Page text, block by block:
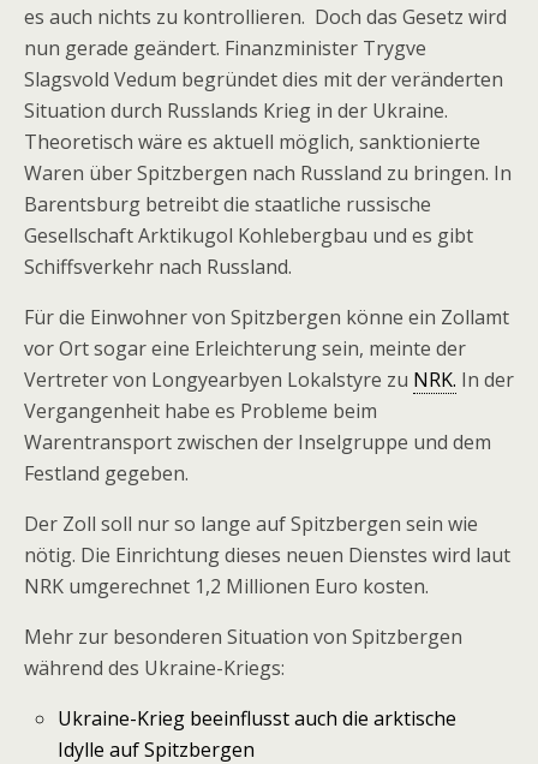
es auch nichts zu kontrollieren. Doch das Gesetz wird
nun gerade geändert. Finanzminister Trygve
Slagsvold Vedum begründet dies mit der veränderten
Situation durch Russlands Krieg in der Ukraine.
Theoretisch wäre es aktuell möglich, sanktionierte
Waren über Spitzbergen nach Russland zu bringen. In
Barentsburg betreibt die staatliche russische
Gesellschaft Arktikugol Kohlebergbau und es gibt
Schiffsverkehr nach Russland.
Für die Einwohner von Spitzbergen könne ein Zollamt
vor Ort sogar eine Erleichterung sein, meinte der
Vertreter von Longyearbyen Lokalstyre zu NRK. In der
Vergangenheit habe es Probleme beim
Warentransport zwischen der Inselgruppe und dem
Festland gegeben.
Der Zoll soll nur so lange auf Spitzbergen sein wie
nötig. Die Einrichtung dieses neuen Dienstes wird laut
NRK umgerechnet 1,2 Millionen Euro kosten.
Mehr zur besonderen Situation von Spitzbergen
während des Ukraine-Kriegs:
Ukraine-Krieg beeinflusst auch die arktische
Idylle auf Spitzbergen